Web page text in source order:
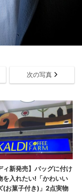
次の写真